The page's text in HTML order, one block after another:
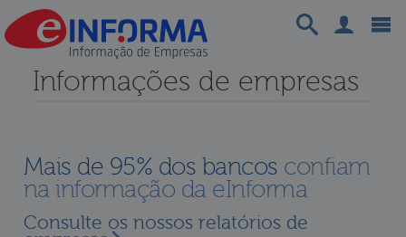
Informações de empresas
Mais de 95% dos bancos confiam
na informação da eInforma
Consulte os nossos relatórios de